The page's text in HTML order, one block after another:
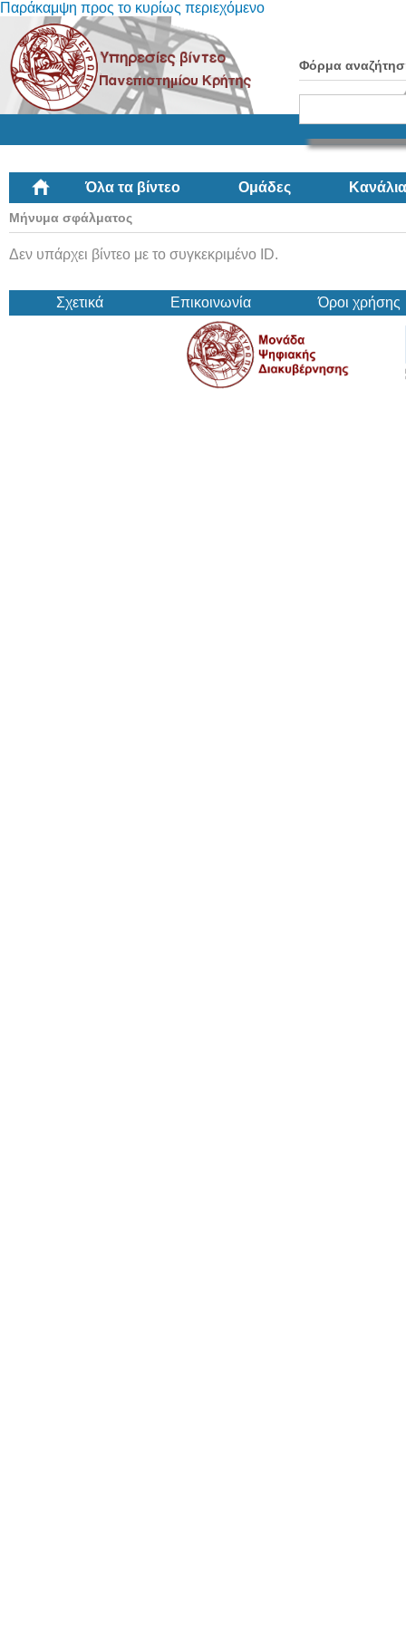
Παράκαμψη προς το κυρίως περιεχόμενο
Φόρμα
Όλα τα βίντεο Ομάδες Κανάλια
Μήνυμα σφάλματος
Δεν υπάρχει βίντεο με το συγκεκριμένο ID.
Σχετικά Επικοινωνία Όροι χρήσης